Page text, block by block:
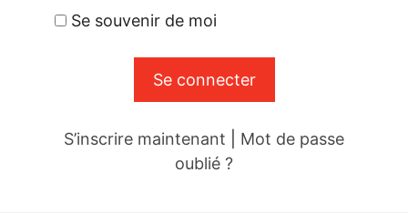
Se souvenir de moi
S’inscrire maintenant
Mot de passe
oublié ?